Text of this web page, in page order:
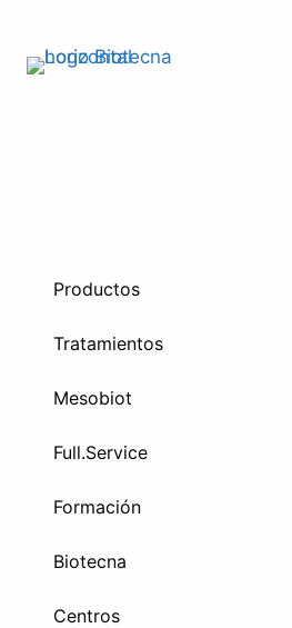
contenido
Productos
Tratamientos
Mesobiot
Full.Service
Formación
Biotecna
Centros